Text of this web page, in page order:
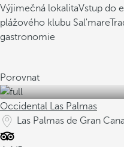
Výjimečná lokalitaVstup do
plážového klubu Sal'mare
gastronomie
Porovnat
Occidental Las Palmas
Las Palmas de Gran